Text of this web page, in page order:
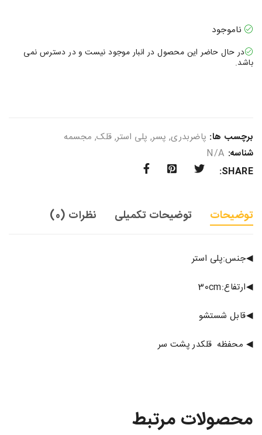
ناموجود
در حال حاضر این محصول در انبار موجود نیست و در دسترس نمی
باشد.
برچسب ها: پاضربدری, پسر, پلی استر, قلک, مجسمه
شناسه: N/A
SHARE:
توضیحات توضیحات تکمیلی نظرات (0)
◀جنس:پلی استر
◀ارتفاع:30cm
◀قابل شستشو
◀ محفظه قلکدر پشت سر
محصولات مرتبط